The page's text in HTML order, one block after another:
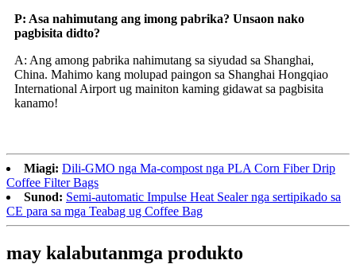
P: Asa nahimutang ang imong pabrika? Unsaon nako
pagbisita didto?
A: Ang among pabrika nahimutang sa siyudad sa Shanghai,
China. Mahimo kang molupad paingon sa Shanghai Hongqiao
International Airport ug mainiton kaming gidawat sa pagbisita
kanamo!
Miagi: Dili-GMO nga Ma-compost nga PLA Corn Fiber Drip
Coffee Filter Bags
Sunod: Semi-automatic Impulse Heat Sealer nga sertipikado sa
CE para sa mga Teabag ug Coffee Bag
may kalabutanmga produkto